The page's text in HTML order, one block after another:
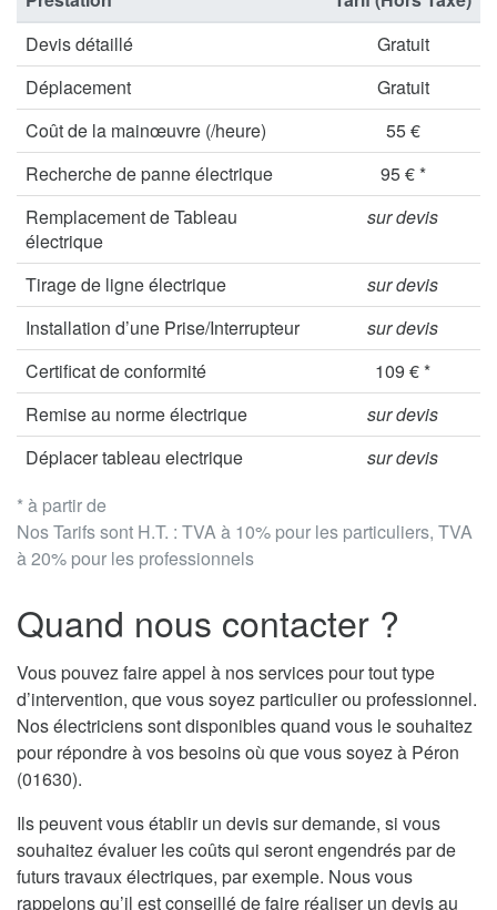
* à partir de
Nos Tarifs sont H.T. : TVA à 10% pour les particuliers, TVA
à 20% pour les professionnels
Devis détaillé
Gratuit
Déplacement
Gratuit
Coût de la mainœuvre (/heure)
55 €
Recherche de panne électrique
95 € *
Remplacement de Tableau
électrique
sur devis
Tirage de ligne électrique
sur devis
Installation d’une Prise/Interrupteur
sur devis
Certificat de conformité
109 € *
Remise au norme électrique
sur devis
Déplacer tableau electrique
sur devis
Quand nous contacter ?
Vous pouvez faire appel à nos services pour tout type
d’intervention, que vous soyez particulier ou professionnel.
Nos électriciens sont disponibles quand vous le souhaitez
pour répondre à vos besoins où que vous soyez à Péron
(01630).
Ils peuvent vous établir un devis sur demande, si vous
souhaitez évaluer les coûts qui seront engendrés par de
futurs travaux électriques, par exemple. Nous vous
rappelons qu’il est conseillé de faire réaliser un devis au